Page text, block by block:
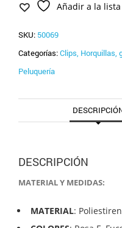
Añadir a la
SKU: 50069
Categorías:Clips, Horquillas,
Peluquería
DESCRIPCIÓN
MATERIAL Y MEDIDAS:
MATERIAL: